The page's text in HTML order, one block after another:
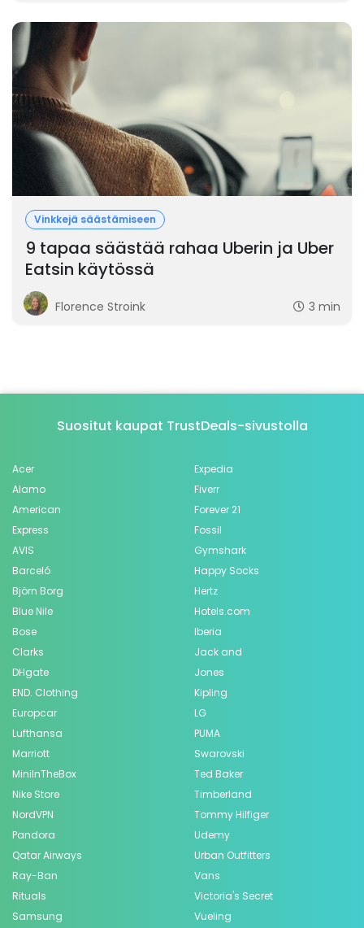
Vinkkejä säästämiseen
9 tapaa säästää rahaa Uberin ja Uber
Eatsin käytössä
Florence Stroink 3 min
Suositut kaupat TrustDeals-sivustolla
Acer
Alamo
American
Express
AVIS
Barceló
Björn Borg
Blue Nile
Bose
Clarks
DHgate
END. Clothing
Europcar
Expedia
Fiverr
Forever 21
Fossil
Gymshark
Happy Socks
Hertz
Hotels.com
Iberia
Jack and
Jones
Kipling
LG
Lufthansa
Marriott
MiniInTheBox
Nike Store
NordVPN
Pandora
Qatar Airways
Ray-Ban
Rituals
Samsung
PUMA
Swarovski
Ted Baker
Timberland
Tommy Hilfiger
Udemy
Urban Outfitters
Vans
Victoria's Secret
Vueling